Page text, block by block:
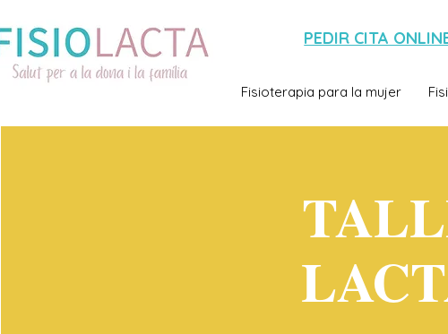
PEDIR CITA
Fisioterapia para la mujer